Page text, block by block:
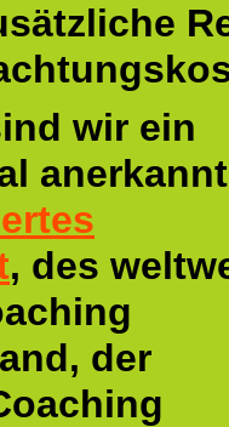
wir ein
, des
der